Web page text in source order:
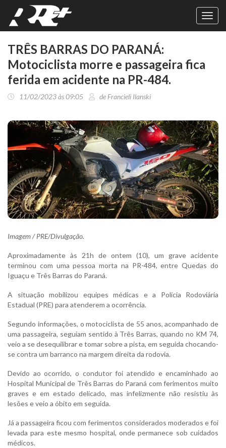
TRÊS BARRAS DO PARANÁ:
Motociclista morre e passageira fica
ferida em acidente na PR-484.
11/02/2023 às 09:05 de Francieli Ilanski
Imagem / PRE/Divulgação.
Aproximadamente às 21h de ontem (10), um grave acidente
terminou com uma pessoa morta na PR-484, entre Quedas do
Iguaçu e Três Barras do Paraná.
A situação mobilizou equipes médicas e a Polícia Rodoviária
Estadual (PRE) para atenderem a ocorrência.
Segundo informações, o motociclista de 55 anos, acompanhado de
uma passageira, seguiam sentido à Três Barras, quando no KM 74,
veio a se desequilibrar e tomar sobre a pista, em seguida chocando-
se contra um barranco na margem direita da rodovia.
Devido ao ocorrido, o condutor foi atendido e encaminhado ao
Hospital Municipal de Três Barras do Paraná com ferimentos muito
graves e em estado delicado, mas infelizmente não resistiu às
lesões e veio a óbito em seguida.
Já a passageira ficou com ferimentos considerados moderados e foi
levada para este mesmo hospital, onde permanece sob cuidados
médicos.